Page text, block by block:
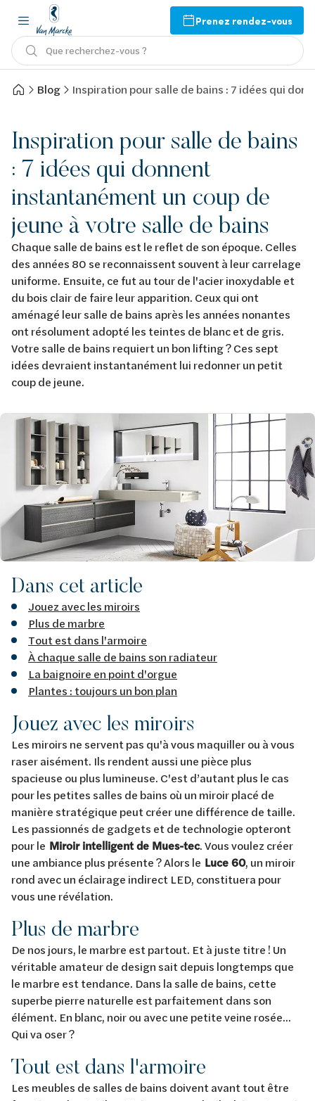
Prenez rendez-vous
Que recherchez-vous ?
Blog Inspiration pour salle de bains : 7 idées qui
Inspiration pour salle de bains
: 7 idées qui donnent
instantanément un coup de
jeune à votre salle de bains
Chaque salle de bains est le reflet de son époque. Celles
des années 80 se reconnaissent souvent à leur carrelage
uniforme. Ensuite, ce fut au tour de l'acier inoxydable et
du bois clair de faire leur apparition. Ceux qui ont
aménagé leur salle de bains après les années nonantes
ont résolument adopté les teintes de blanc et de gris.
Votre salle de bains requiert un bon lifting ? Ces sept
idées devraient instantanément lui redonner un petit
coup de jeune.
Image
Dans cet article
Jouez avec les miroirs
Plus de marbre
Tout est dans l'armoire
À chaque salle de bains son radiateur
La baignoire en point d'orgue
Plantes : toujours un bon plan
Jouez avec les miroirs
Les miroirs ne servent pas qu'à vous maquiller ou à vous
raser aisément. Ils rendent aussi une pièce plus
spacieuse ou plus lumineuse. C'est d’autant plus le cas
pour les petites salles de bains où un miroir placé de
manière stratégique peut créer une différence de taille.
Les passionnés de gadgets et de technologie opteront
pour le Miroir intelligent de Mues-tec. Vous voulez créer
une ambiance plus présente ? Alors le Luce 60, un miroir
rond avec un éclairage indirect LED, constituera pour
vous une révélation.
Plus de marbre
De nos jours, le marbre est partout. Et à juste titre ! Un
véritable amateur de design sait depuis longtemps que
le marbre est tendance. Dans la salle de bains, cette
superbe pierre naturelle est parfaitement dans son
élément. En blanc, noir ou avec une petite veine rosée...
Qui va oser ?
Tout est dans l'armoire
Les meubles de salles de bains doivent avant tout être